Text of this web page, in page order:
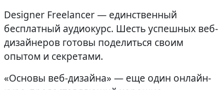
Designer Freelancer — единственный
бесплатный аудиокурс. Шесть успешных веб-
дизайнеров готовы поделиться своим
опытом и секретами.
«Основы веб-дизайна» — еще один онлайн-